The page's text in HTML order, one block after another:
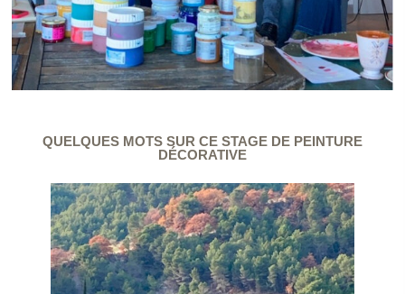
QUELQUES MOTS SUR CE STAGE DE PEINTURE
DÉCORATIVE